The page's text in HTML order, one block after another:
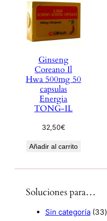
Ginseng
Coreano Il
Hwa 500mg 50
capsulas
Energia
TONG-IL
32,50€
Añadir al carrito
Soluciones para…
Sin categoría 333